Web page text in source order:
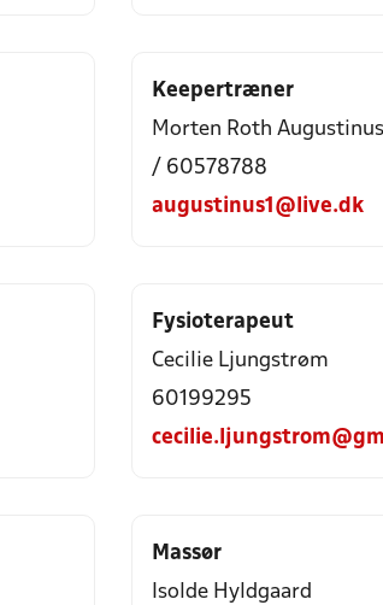
Keepertræner
Morten Roth Augustinus
/ 60578788
augustinus1@live.dk
Fysioterapeut
Cecilie Ljungstrøm
60199295
Massør
Isolde Hyldgaard